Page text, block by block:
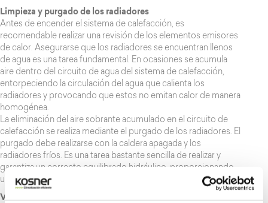
Limpieza y purgado de los radiadores
Antes de encender el sistema de calefacción, es
recomendable realizar una revisión de los elementos emisores
de calor. Asegurarse que los radiadores se encuentran llenos
de agua es una tarea fundamental. En ocasiones se acumula
aire dentro del circuito de agua del sistema de calefacción,
entorpeciendo la circulación del agua que calienta los
radiadores y provocando que estos no emitan calor de manera
homogénea.
La eliminación del aire sobrante acumulado en el circuito de
calefacción se realiza mediante el purgado de los radiadores. El
purgado debe realizarse con la caldera apagada y los
radiadores fríos. Es una tarea bastante sencilla de realizar y
garantiza un correcto equilibrado hidráulico, proporcionando
un calor uniforme y eficiente.
Verificación de presión del agua del circuito de calefacción